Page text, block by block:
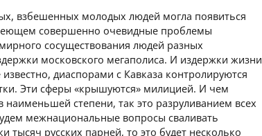
взбешенных молодых людей могла появиться
совершенно очевидные проблемы
сосуществования людей разных
московского мегаполиса. И издержки жизни
диаспорами с Кавказа контролируются
Эти сферы «крышуются» милицией. И чем
наименьшей степени, так это разруливанием всех
межнациональные вопросы сваливать
тысяч русских парней, то это будет несколько